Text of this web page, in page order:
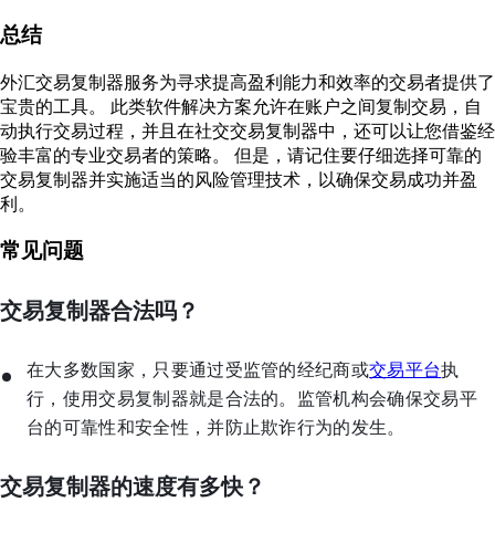
总结
外汇交易复制器服务为寻求提高盈利能力和效率的交易者提供了
宝贵的工具。 此类软件解决方案允许在账户之间复制交易，自
动执行交易过程，并且在社交交易复制器中，还可以让您借鉴经
验丰富的专业交易者的策略。 但是，请记住要仔细选择可靠的
交易复制器并实施适当的风险管理技术，以确保交易成功并盈
利。
常见问题
交易复制器合法吗？
在大多数国家，只要通过受监管的经纪商或交易平台执
行，使用交易复制器就是合法的。监管机构会确保交易平
台的可靠性和安全性，并防止欺诈行为的发生。
交易复制器的速度有多快？